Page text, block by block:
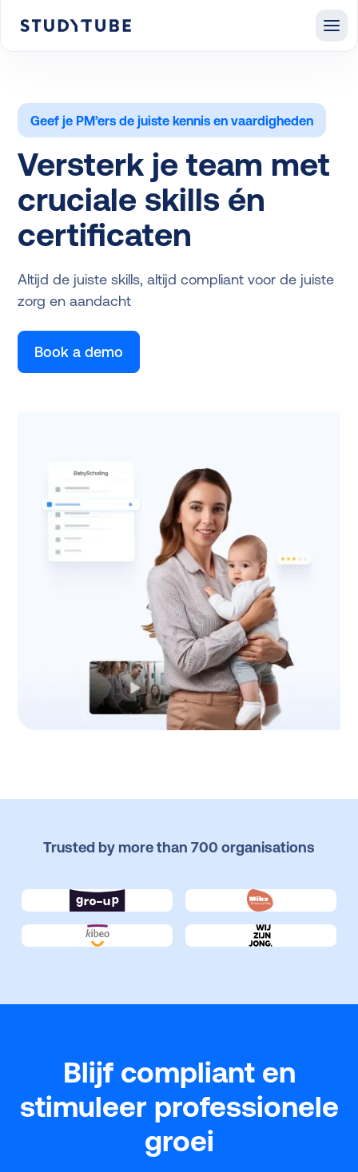
Geef je PM’ers de juiste kennis en vaardigheden
Versterk je team met
cruciale skills én
certificaten
Altijd de juiste skills, altijd compliant voor de juiste
zorg en aandacht
Book a demo
Trusted by more than 700 organisations
Blijf compliant en
stimuleer professionele
groei